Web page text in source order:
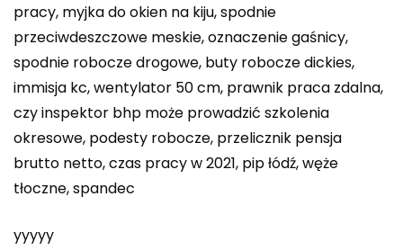
pracy, myjka do okien na kiju, spodnie
przeciwdeszczowe meskie, oznaczenie gaśnicy,
spodnie robocze drogowe, buty robocze dickies,
immisja kc, wentylator 50 cm, prawnik praca zdalna,
czy inspektor bhp może prowadzić szkolenia
okresowe, podesty robocze, przelicznik pensja
brutto netto, czas pracy w 2021, pip łódź, węże
tłoczne, spandec
yyyyy